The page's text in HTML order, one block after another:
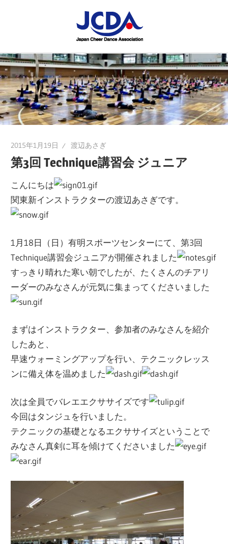
ン
ツ
へ
ス
キ
ッ
STAFF
BLOG
の
講
習
会
や
ベ
ン
を
レ
ー
ト
し
す！
2015年1月19日 渡辺あさぎ
第3回 Technique講習会 ジュニア
こんにちは
関東新インストラクターの渡辺あさぎです。
1月18日（日）有明スポーツセンターにて、第3回
Technique講習会ジュニアが開催されました
すっきり晴れた寒い朝でしたが、たくさんのチアリ
ーダーのみなさんが元気に集まってくださいました
まずはインストラクター、参加者のみなさんを紹介
したあと、
早速ウォーミングアップを行い、テクニックレッス
ンに備え体を温めました
次は全員でバレエエクササイズです
今回はタンジュを行いました。
テクニックの基礎となるエクササイズということで
みなさん真剣に耳を傾けてくださいました